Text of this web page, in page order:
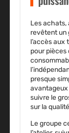
Les
revêtent un
l’accès aux
pour pièces
presque
avantageux
suivre le
sur la
Le groupe